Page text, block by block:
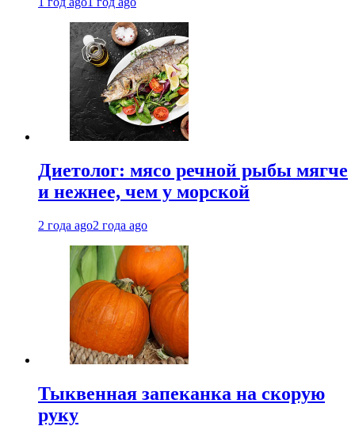
Диетолог: мясо речной рыбы мягче
и нежнее, чем у морской
2 года ago2 года ago
Тыквенная запеканка на скорую
руку